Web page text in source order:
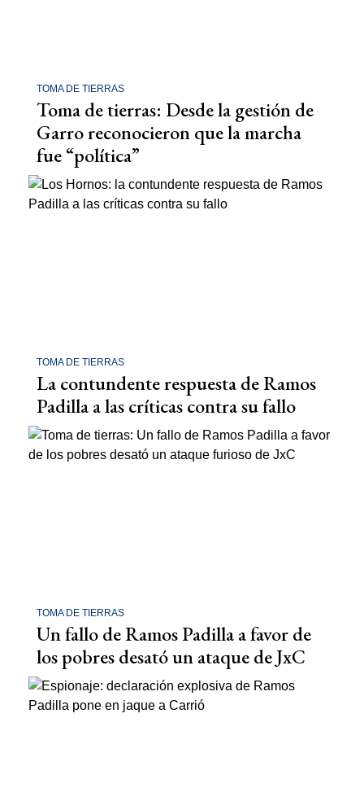
TOMA DE TIERRAS
Toma de tierras: Desde la gestión de
Garro reconocieron que la marcha
fue “política”
TOMA DE TIERRAS
La contundente respuesta de Ramos
Padilla a las críticas contra su fallo
TOMA DE TIERRAS
Un fallo de Ramos Padilla a favor de
los pobres desató un ataque de JxC